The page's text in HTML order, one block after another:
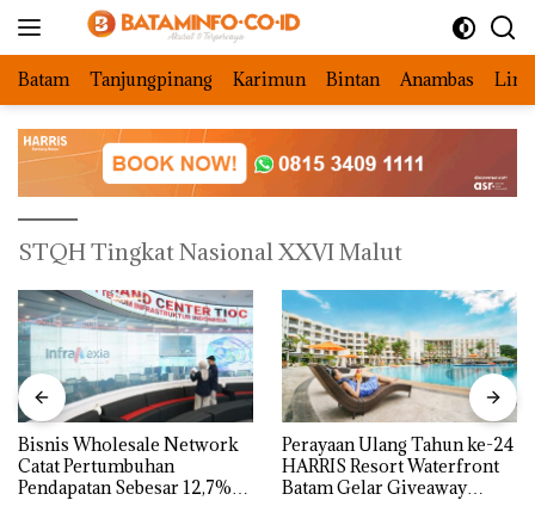
Batam Tanjungpinang Karimun Bintan Anambas
STQH Tingkat Nasional XXVI Malut
Bisnis Wholesale Network
Catat Pertumbuhan
Pendapatan Sebesar 12,7%
Perayaan Ulang Tahun ke-24
HARRIS Resort Waterfront
Batam Gelar Giveaway